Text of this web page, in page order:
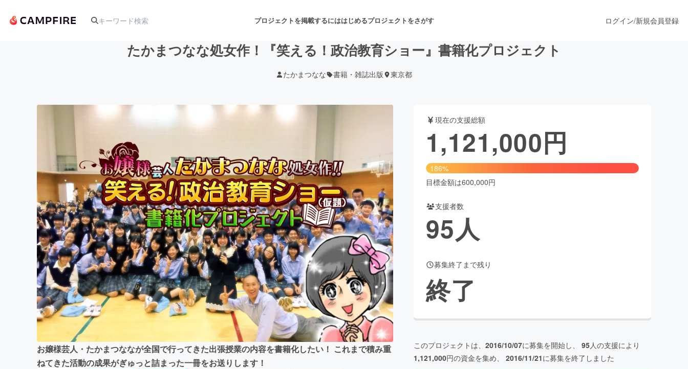
プロジェクトを掲載するにははじめるプロジェクトをさがす
アート・写真 舞台・パフォーマンス
テクノロジー・ガジェット フード・飲食店 ファッション
映像・映画 書籍・雑誌出版 アニメ・漫画
ビジネス・起業 チャレンジ ビューティー・ヘルスケア
まちづくり・地域活性化
CAMPFIRE for Social GoodCAMPFIRE Creation
CAMPFIREふるさと納税machi-yaコミュニティ
ログイン/新規会員登録
たかまつなな処女作！『笑える！政治教育ショー』書籍化プロジェクト
たかまつなな 書籍・雑誌出版 東京都
お嬢様芸人・たかまつななが全国で行ってきた出張授業の内容を書籍化したい！ これまで積み重
ねてきた活動の成果がぎゅっと詰まった一冊をお送りします！
現在の支援総額
1,121,000円
186%
目標金額は600,000円
支援者数
95人
募集終了まで残り
終了
このプロジェクトは、 2016/10/07に募集を開始し、 95人の支援により
1,121,000円の資金を集め、 2016/11/21に募集を終了しました